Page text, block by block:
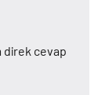
direk cevap